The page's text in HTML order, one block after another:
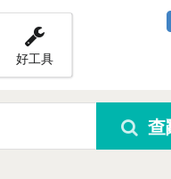
好工具
查